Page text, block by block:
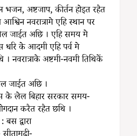
भजन, अष्टजाप, कीर्तन होइत रहैत
नवरात्रामे एहि स्थान पर
जाईत अछि । एहि समय मे
के आदमी एहि पर्व मे
नवरात्राके अष्टमी-नवमी तिथिकें
जाईत अछि ।
के लेल बिहार सरकार समय-
करैत रहैत छथि ।
द्वारा